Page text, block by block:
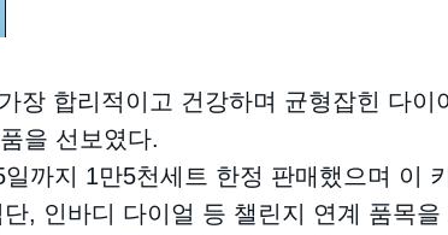
장 합리적이고 건강하며 균형잡힌 다이
을 선보였다.
까지 1만5천세트 한정 판매했으며 이
, 인바디 다이얼 등 챌린지 연계 품목